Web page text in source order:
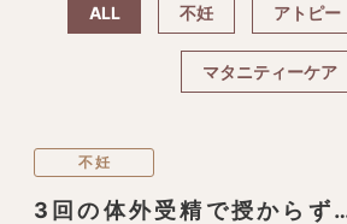
ALL 不妊 アトピー
マタニティーケア
不妊
3回の体外受精で授からず